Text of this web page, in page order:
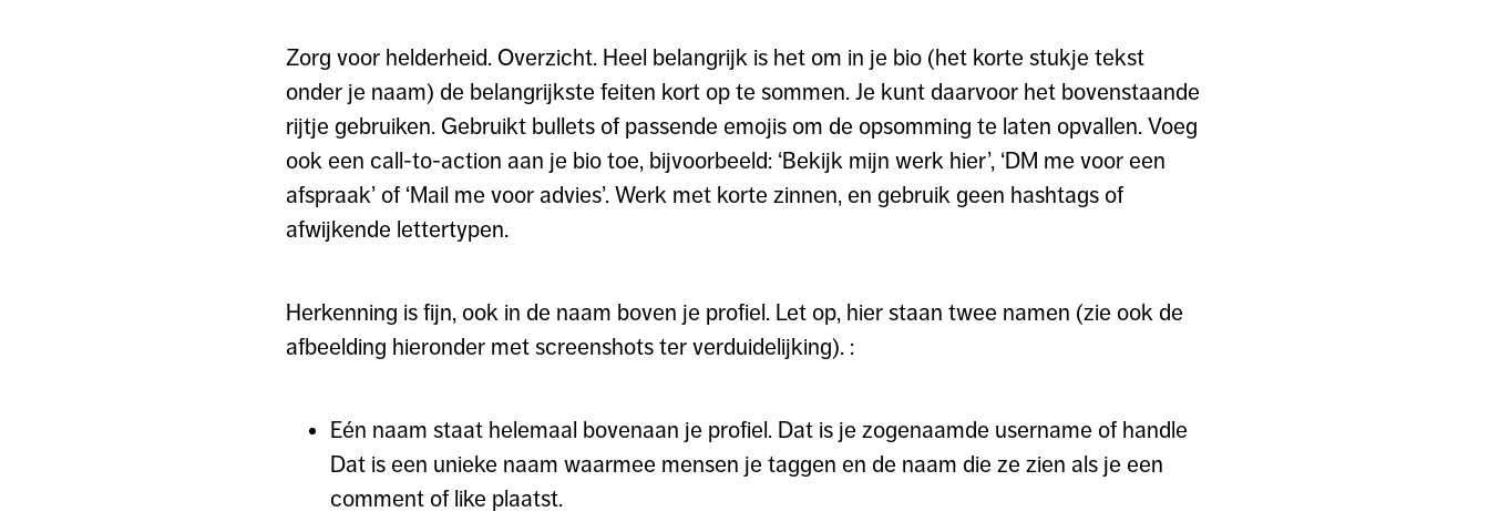
Zorg voor helderheid. Overzicht. Heel belangrijk is het om in je bio (het korte stukje tekst
onder je naam) de belangrijkste feiten kort op te sommen. Je kunt daarvoor het bovenstaande
rijtje gebruiken. Gebruikt bullets of passende emojis om de opsomming te laten opvallen. Voeg
ook een call-to-action aan je bio toe, bijvoorbeeld: ‘Bekijk mijn werk hier’, ‘DM me voor een
afspraak’ of ‘Mail me voor advies’. Werk met korte zinnen, en gebruik geen hashtags of
afwijkende lettertypen.
Herkenning is fijn, ook in de naam boven je profiel. Let op, hier staan twee namen (zie ook de
afbeelding hieronder met screenshots ter verduidelijking). :
Eén naam staat helemaal bovenaan je profiel. Dat is je zogenaamde username of handle
Dat is een unieke naam waarmee mensen je taggen en de naam die ze zien als je een
comment of like plaatst.